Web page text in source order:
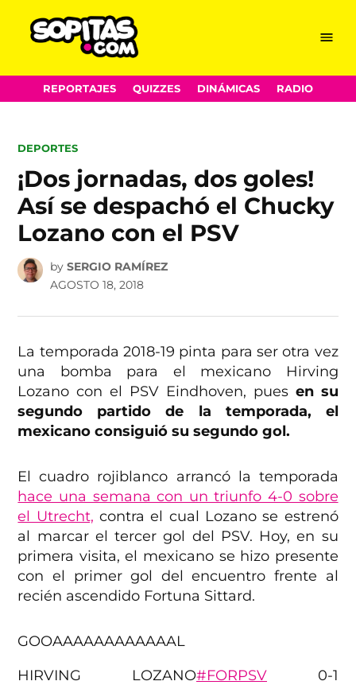
Skip
to
Menu
REPORTAJES QUIZZES DINÁMICAS RADIO
POSTED
DEPORTES
¡Dos jornadas, dos goles!
Así se despachó el Chucky
Lozano con el PSV
by SERGIO RAMÍREZ
AGOSTO 18, 2018
La temporada 2018-19 pinta para ser otra vez
una bomba para el mexicano Hirving
Lozano con el PSV Eindhoven, puesen su
segundo partido de la temporada, el
mexicano consiguió su segundo gol.
El cuadro rojiblanco arrancó la temporada
hace una semana con un triunfo 4-0 sobre
el Utrecht, contra el cual Lozano se estrenó
al marcar el tercer gol del PSV. Hoy, en su
primera visita, el mexicano se hizo presente
con el primer gol del encuentro frente al
recién ascendido Fortuna Sittard.
GOOAAAAAAAAAAAAL
HIRVING LOZANO#FORPSV 0-1